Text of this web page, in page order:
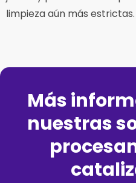
limpieza aún más estrictas.
Más
nuestras